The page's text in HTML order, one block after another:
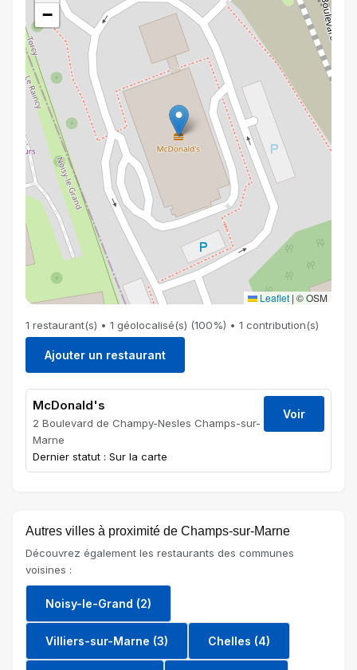
−
Leaflet | © OSM
1 restaurant(s) • 1 géolocalisé(s) (100%) • 1 contribution(s)
Ajouter un restaurant
McDonald's
2 Boulevard de Champy-Nesles Champs-sur-
Marne
Dernier statut : Sur la carte
Voir
Autres villes à proximité de Champs-sur-Marne
Découvrez également les restaurants des communes
voisines :
Noisy-le-Grand (2)
Villiers-sur-Marne (3) Chelles (4)